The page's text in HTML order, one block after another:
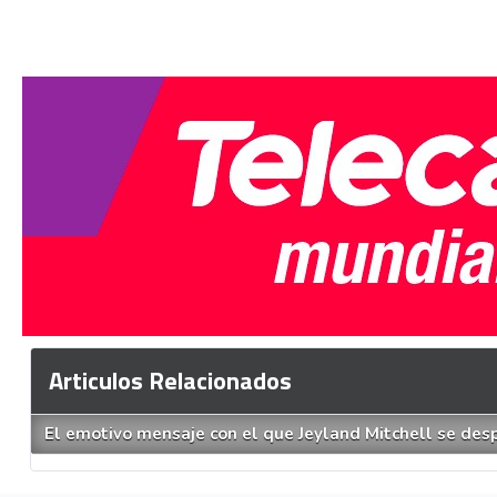
Articulos Relacionados
El emotivo mensaje con el que Jeyland Mitchell se